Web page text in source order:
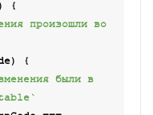
{
произошли во
{
были в